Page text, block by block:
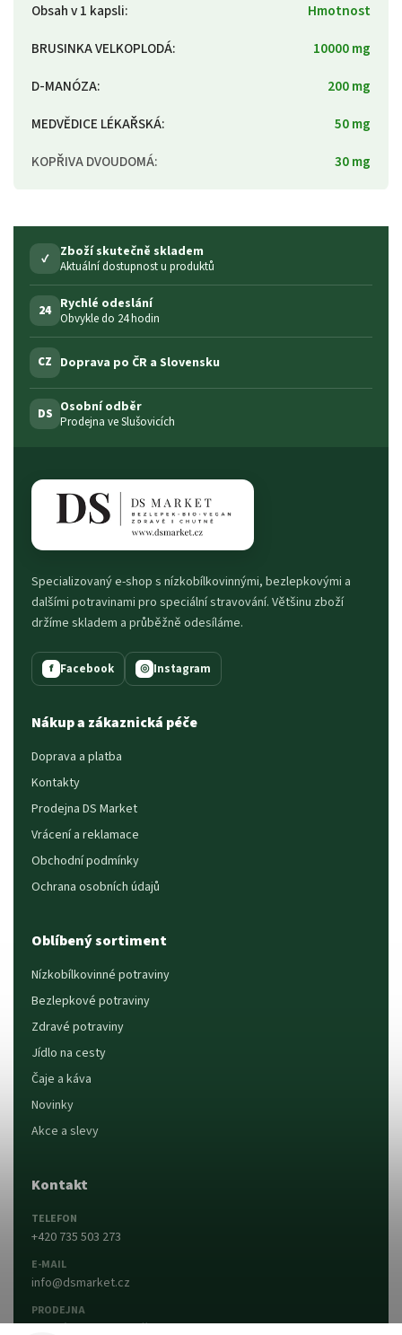
Obsah v 1 kapsli:
Hmotnost
BRUSINKA VELKOPLODÁ:
10000 mg
D-MANÓZA:
200 mg
MEDVĚDICE LÉKAŘSKÁ:
50 mg
KOPŘIVA DVOUDOMÁ: 30 mg
✓ Zboží skutečně skladem
Aktuální dostupnost u produktů
24 Rychlé odeslání
Obvykle do 24 hodin
CZ Doprava po ČR a Slovensku
DS Osobní odběr
Prodejna ve Slušovicích
Specializovaný e-shop s nízkobílkovinnými, bezlepkovými a
dalšími potravinami pro speciální stravování. Většinu zboží
držíme skladem a průběžně odesíláme.
f Facebook ◎ Instagram
Nákup a zákaznická péče
Doprava a platba
Kontakty
Prodejna DS Market
Vrácení a reklamace
Obchodní podmínky
Ochrana osobních údajů
Oblíbený sortiment
Nízkobílkovinné potraviny
Bezlepkové potraviny
Zdravé potraviny
Jídlo na cesty
Čaje a káva
Novinky
Akce a slevy
Kontakt
TELEFON
+420 735 503 273
E-MAIL
info@dsmarket.cz
PRODEJNA
Dlouhá 90, 763 15 Slušovice